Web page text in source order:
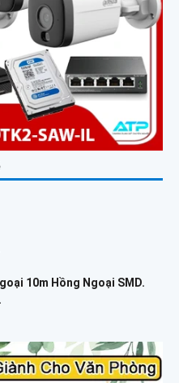
10m Hồng Ngoại SMD.